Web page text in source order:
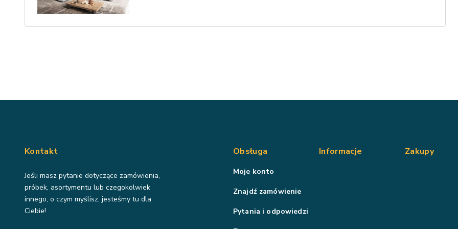
Kontakt
Jeśli masz pytanie dotyczące zamówienia,
próbek, asortymentu lub czegokolwiek
innego, o czym myślisz, jesteśmy tu dla
Ciebie!
Obsługa
Moje konto
Znajdź zamówienie
Pytania i odpowiedzi
Informacje Zakupy